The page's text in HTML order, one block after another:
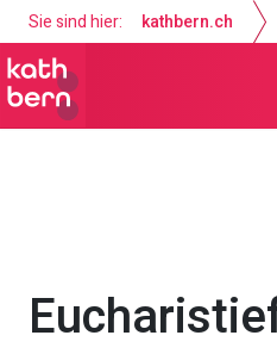
Sie sind hier: kathbern.ch